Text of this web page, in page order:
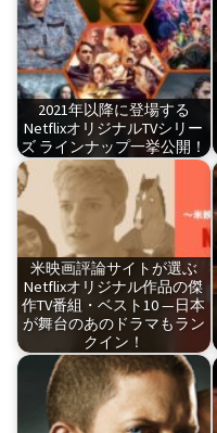
2021年以降に登場する
NetflixオリジナルTVシリー
ズ ラインナップ一挙公開！
米映画評論サイトが選ぶ
Netflixオリジナル作品の傑
作TV番組・ベスト10 —日本
が舞台のあのドラマもラン
クイン！